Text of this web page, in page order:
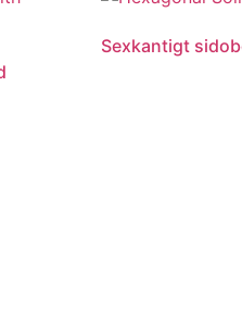
Sexkantigt